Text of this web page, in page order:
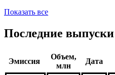
Показать все
Последние выпуски
Эмиссия
Объем,
млн
Дата